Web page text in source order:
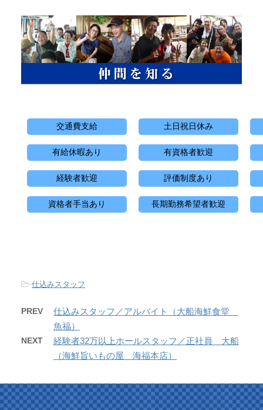
交通費支給 土日祝日休み
有給休暇あり 有資格者歓迎
経験者歓迎 評価制度あり
資格者手当あり 長期勤務希望者歓迎
-仕込みスタッフ
PREV
仕込みスタッフ／アルバイト（大船海鮮食堂
魚福）
NEXT
経験者32万以上ホールスタッフ／正社員 大船
（海鮮旨いもの屋 海福本店）